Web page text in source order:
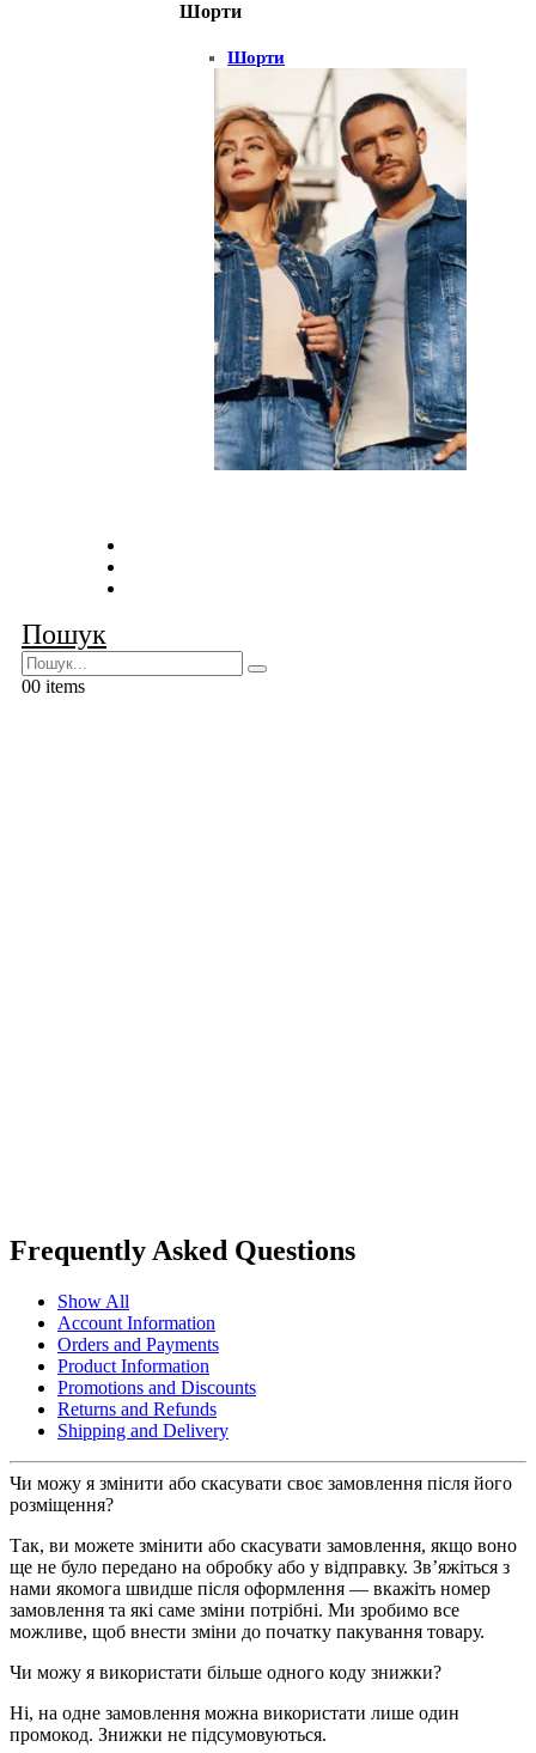
Шорти
Шорти
Пошук
00 items
Frequently Asked Questions
Show All
Account Information
Orders and Payments
Product Information
Promotions and Discounts
Returns and Refunds
Shipping and Delivery
Чи можу я змінити або скасувати своє замовлення після його
розміщення?
Так, ви можете змінити або скасувати замовлення, якщо воно
ще не було передано на обробку або у відправку. Зв’яжіться з
нами якомога швидше після оформлення — вкажіть номер
замовлення та які саме зміни потрібні. Ми зробимо все
можливе, щоб внести зміни до початку пакування товару.
Чи можу я використати більше одного коду знижки?
Ні, на одне замовлення можна використати лише один
промокод. Знижки не підсумовуються.